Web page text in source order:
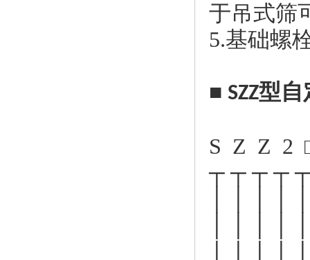
于吊式筛
5.基础螺
■ SZZ型自
S Z Z 2
┬ ┬ ┬ ┬